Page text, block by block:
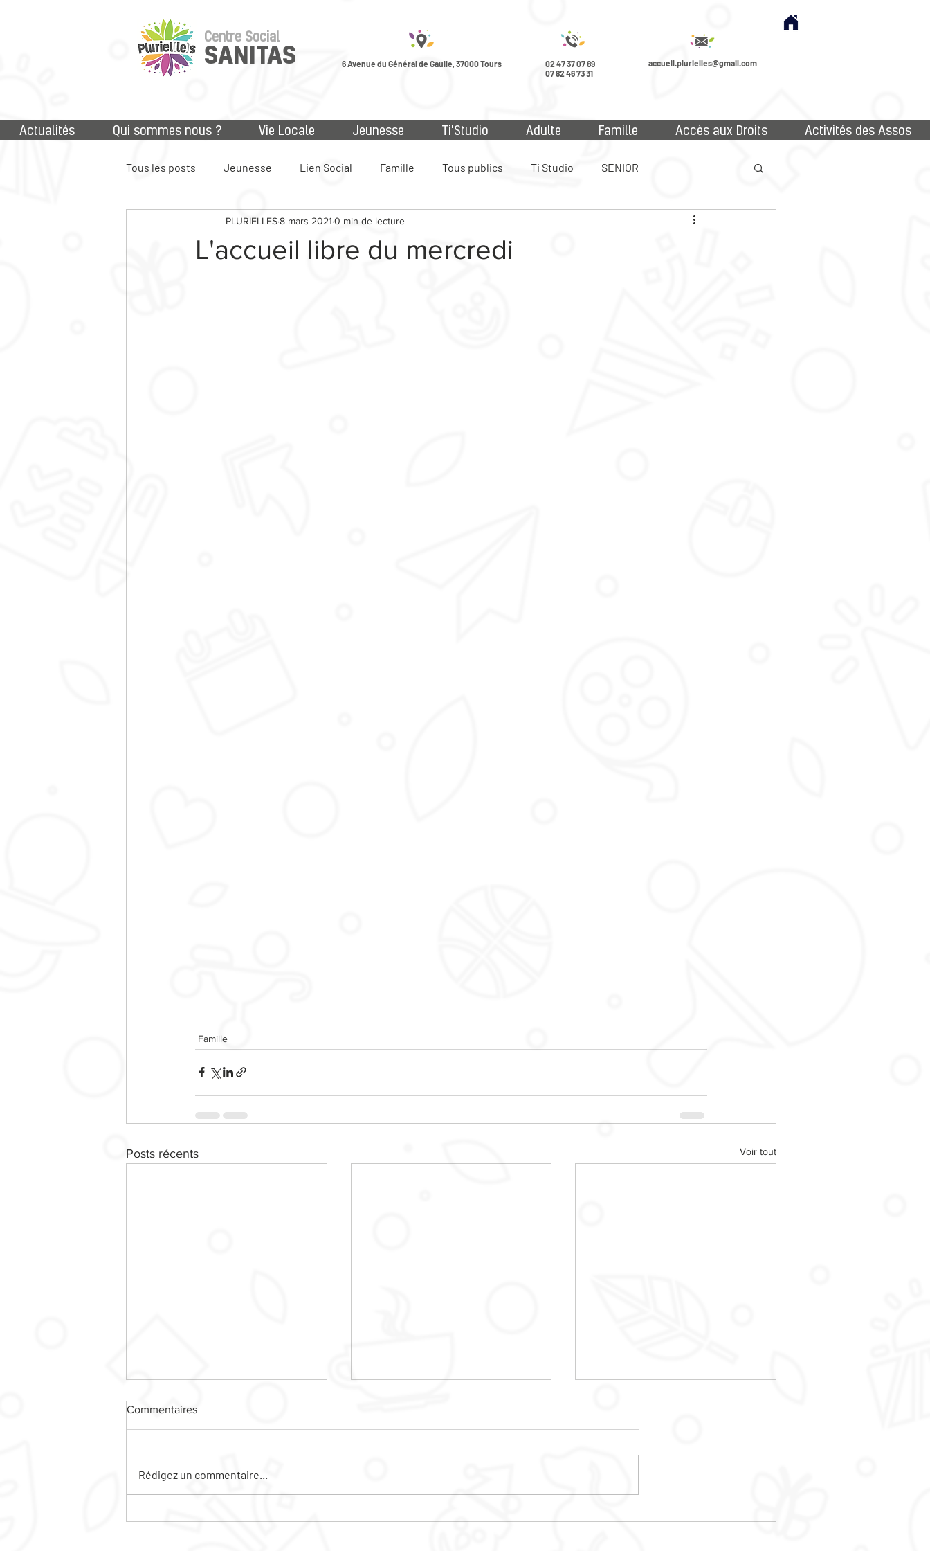
Centre Social
SANITAS 6 Avenue du Général de Gaulle, 37000 Tours
02 47 37 07 89
07 82 46 73 31
accueil.plurielles@gmail.com
Actualités Qui sommes nous ? Vie Locale Jeunesse Ti'Studio Adulte Famille Accès aux Droits Activités des Assos
Tous les posts Jeunesse Lien Social Famille Tous publics Ti Studio SENIOR
Accès aux droits Numérique
L'accueil libre du mercredi
PLURIELLES8 mars 2021 0 min de lecture
Famille
Posts récents Voir tout
CINE PLEIN AIR
LA COLO DES FAMILLES
Commentaires
Rédigez un commentaire...